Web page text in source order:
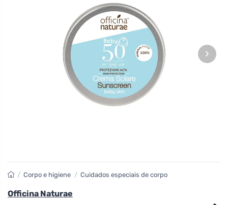
›
/ Corpo e higiene / Cuidados especiais de corpo
Officina Naturae